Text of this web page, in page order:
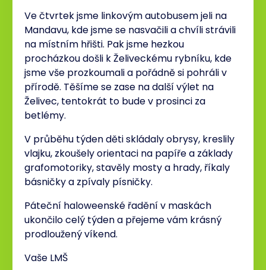
Ve čtvrtek jsme linkovým autobusem jeli na
Mandavu, kde jsme se nasvačili a chvíli strávili
na místním hřišti. Pak jsme hezkou
procházkou došli k Želiveckému rybníku, kde
jsme vše prozkoumali a pořádně si pohráli v
přírodě. Těšíme se zase na další výlet na
Želivec, tentokrát to bude v prosinci za
betlémy.
V průběhu týden děti skládaly obrysy, kreslily
vlajku, zkoušely orientaci na papíře a základy
grafomotoriky, stavěly mosty a hrady, říkaly
básničky a zpívaly písničky.
Páteční haloweenské řadění v maskách
ukončilo celý týden a přejeme vám krásný
prodloužený víkend.
Vaše LMŠ